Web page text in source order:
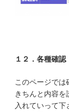
１２．各種確認
このページでは
きちんと内容
入れていって下